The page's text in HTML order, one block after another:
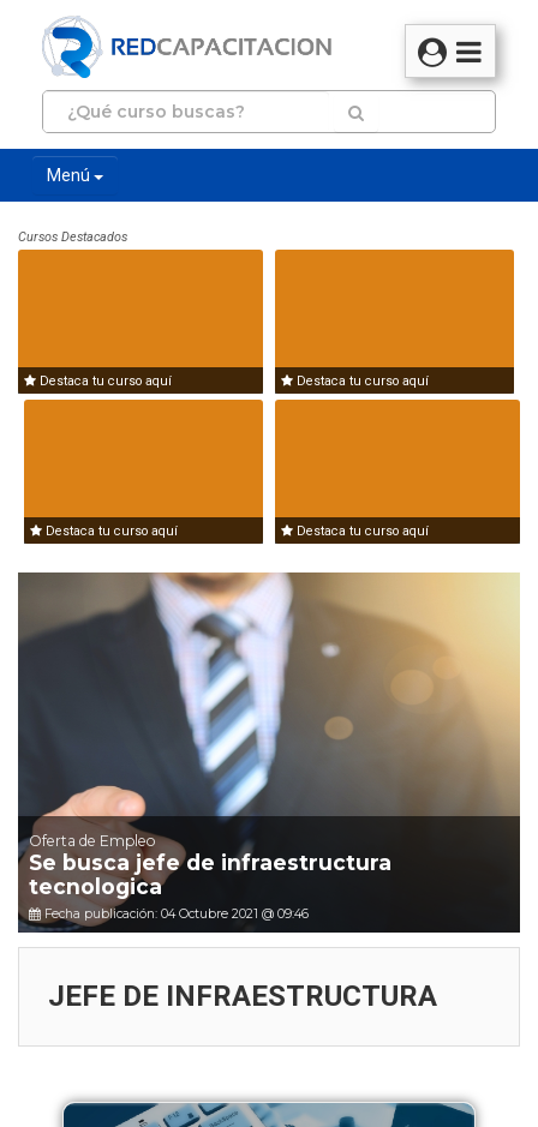
Menú
Cursos Destacados
Destaca tu curso aquí Destaca tu curso aquí
Destaca tu curso aquí Destaca tu curso aquí
Oferta de Empleo
Se busca jefe de infraestructura
tecnologica
Fecha publicación: 04 Octubre 2021 @ 09:46
JEFE DE INFRAESTRUCTURA